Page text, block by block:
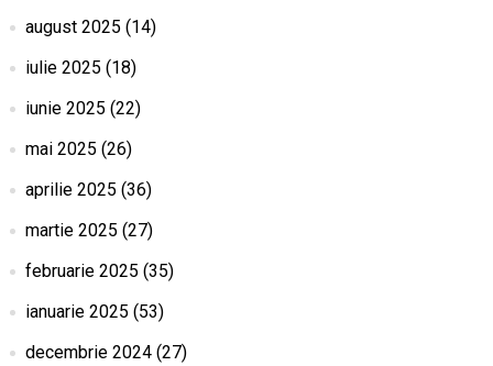
august 2025 (14)
iulie 2025 (18)
iunie 2025 (22)
mai 2025 (26)
aprilie 2025 (36)
martie 2025 (27)
februarie 2025 (35)
ianuarie 2025 (53)
decembrie 2024(27)